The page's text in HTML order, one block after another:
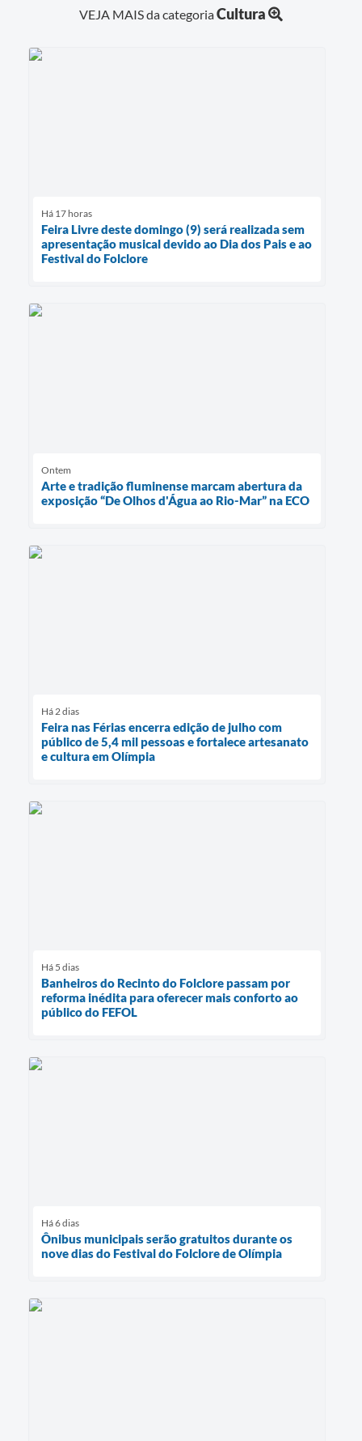
VEJA MAIS da categoriaCultura
Há 17 horas
Feira Livre deste domingo (9) será realizada sem
apresentação musical devido ao Dia dos Pais e ao
Festival do Folclore
Ontem
Arte e tradição fluminense marcam abertura da
exposição “De Olhos d'Água ao Rio-Mar” na ECO
Há 2 dias
Feira nas Férias encerra edição de julho com
público de 5,4 mil pessoas e fortalece artesanato
e cultura em Olímpia
Há 5 dias
Banheiros do Recinto do Folclore passam por
reforma inédita para oferecer mais conforto ao
público do FEFOL
Há 6 dias
Ônibus municipais serão gratuitos durante os
nove dias do Festival do Folclore de Olímpia